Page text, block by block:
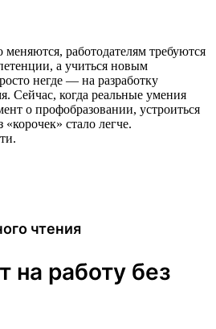
работодателям требуются
а учиться новым
негде — на разработку
Сейчас, когда реальные умения
о профобразовании, устроиться
стало легче.
чтения
на работу без